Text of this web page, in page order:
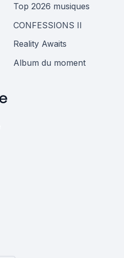
Top 2026 musiques
CONFESSIONS II
Reality Awaits
Album du moment